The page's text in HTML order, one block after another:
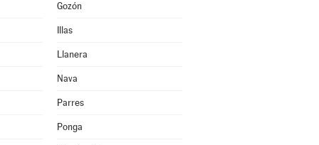
Gozón
Illas
Llanera
Nava
Parres
Ponga